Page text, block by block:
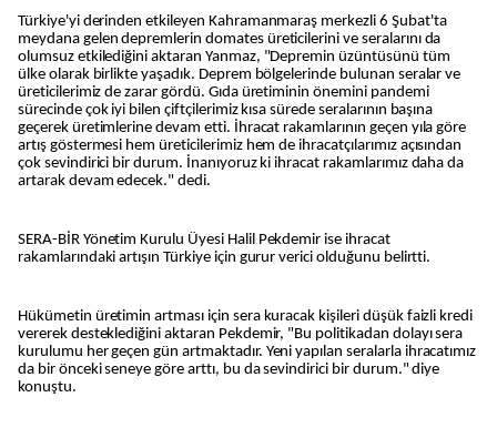
Türkiye'yi derinden etkileyen Kahramanmaraş merkezli 6 Şubat'ta
meydana gelen depremlerin domates üreticilerini ve seralarını da
olumsuz etkilediğini aktaran Yanmaz, "Depremin üzüntüsünü tüm
ülke olarak birlikte yaşadık. Deprem bölgelerinde bulunan seralar ve
üreticilerimiz de zarar gördü. Gıda üretiminin önemini pandemi
sürecinde çok iyi bilen çiftçilerimiz kısa sürede seralarının başına
geçerek üretimlerine devam etti. İhracat rakamlarının geçen yıla göre
artış göstermesi hem üreticilerimiz hem de ihracatçılarımız açısından
çok sevindirici bir durum. İnanıyoruz ki ihracat rakamlarımız daha da
artarak devam edecek." dedi.
SERA-BİR Yönetim Kurulu Üyesi Halil Pekdemir ise ihracat
rakamlarındaki artışın Türkiye için gurur verici olduğunu belirtti.
Hükümetin üretimin artması için sera kuracak kişileri düşük faizli kredi
vererek desteklediğini aktaran Pekdemir, "Bu politikadan dolayı sera
kurulumu her geçen gün artmaktadır. Yeni yapılan seralarla ihracatımız
da bir önceki seneye göre arttı, bu da sevindirici bir durum." diye
konuştu.